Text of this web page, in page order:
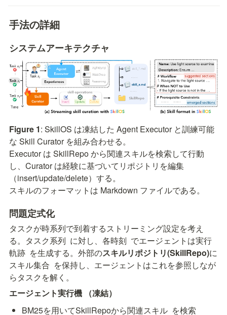
手法の詳細
システムアーキテクチャ
Figure 1: SkillOS は凍結した Agent Executor と訓練可能
な Skill Curator を組み合わせる。
Executor は SkillRepo から関連スキルを検索して行動
し、Curator は経験に基づいてリポジトリを編集
（insert/update/delete）する。
スキルのフォーマットは Markdown ファイルである。
問題定式化
タスクが時系列で到着するストリーミング設定を考え
る。タスク系列 に対し、各時刻 でエージェントは実行
軌跡 を生成する。外部のスキルリポジトリ(SkillRepo)に
スキル集合 を保持し、エージェントはこれを参照しなが
らタスクを解く。
エージェント実行機
（凍結）
BM25を用いてSkillRepoから関連スキル を検索